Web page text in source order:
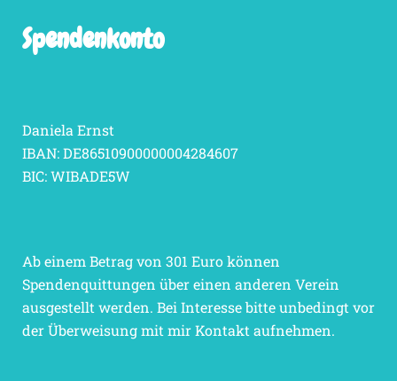
Spendenkonto
Daniela Ernst
IBAN: DE86510900000004284607
BIC: WIBADE5W
Ab einem Betrag von 301 Euro können
Spendenquittungen über einen anderen Verein
ausgestellt werden. Bei Interesse bitte unbedingt vor
der Überweisung mit mir Kontakt aufnehmen.